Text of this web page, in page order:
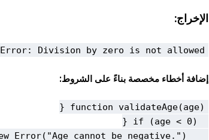
الإخراج:
Error: Division by zero is not allowed.
إضافة أخطاء مخصصة بناءً على الشروط: